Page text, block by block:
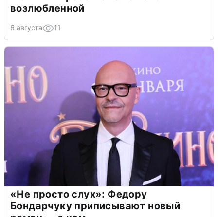
возлюбленной
6 августа 11
«Не просто слух»: Федору
Бондарчуку приписывают новый